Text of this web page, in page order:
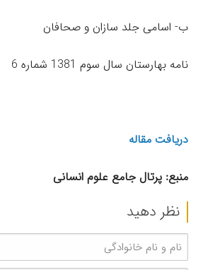
ب- اسامی جلد سازان و صحافان
نامه بهارستان سال سوم 1381 شماره 6
دریافت مقاله
منبع: پرتال جامع علوم انسانی
نظر دهید